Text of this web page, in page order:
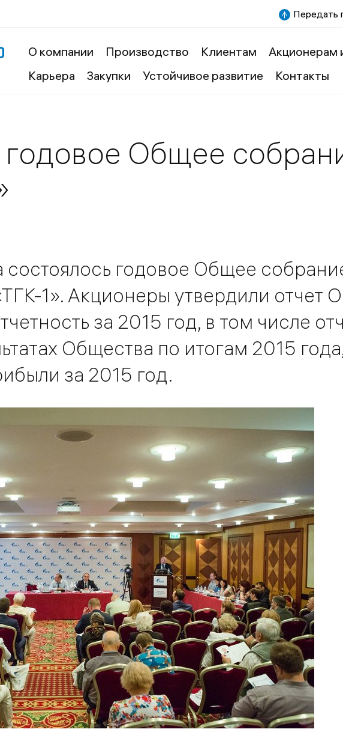
Передать
О компании Производство Клиентам Акционерам
Карьера
Закупки Устойчивое развитие Контакты
годовое Общее
состоялось годовое Общее
1». Акционеры утвердили отчет
за 2015 год, в том числе
Общества по итогам 2015
за 2015 год.